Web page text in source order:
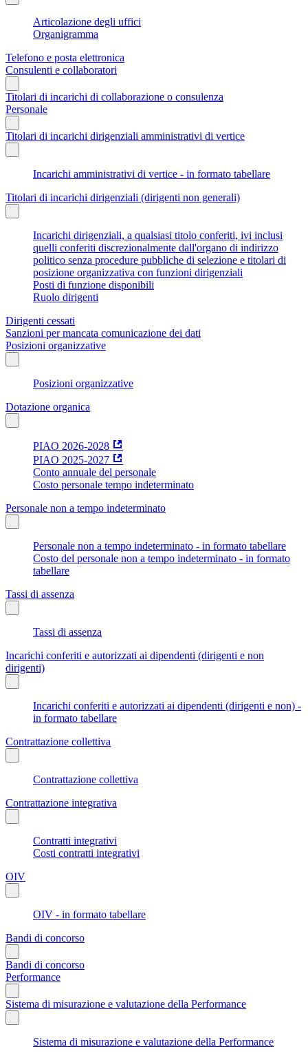
Articolazione degli uffici
Organigramma
Telefono e posta elettronica
Consulenti e collaboratori
Titolari di incarichi di collaborazione o consulenza
Personale
Titolari di incarichi dirigenziali amministrativi di vertice
Incarichi amministrativi di vertice - in formato tabellare
Titolari di incarichi dirigenziali (dirigenti non generali)
Incarichi dirigenziali, a qualsiasi titolo conferiti, ivi inclusi
quelli conferiti discrezionalmente dall'organo di indirizzo
politico senza procedure pubbliche di selezione e titolari di
posizione organizzativa con funzioni dirigenziali
Posti di funzione disponibili
Ruolo dirigenti
Dirigenti cessati
Sanzioni per mancata comunicazione dei dati
Posizioni organizzative
Posizioni organizzative
Dotazione organica
PIAO 2026-2028
PIAO 2025-2027
Conto annuale del personale
Costo personale tempo indeterminato
Personale non a tempo indeterminato
Personale non a tempo indeterminato - in formato tabellare
Costo del personale non a tempo indeterminato - in formato
tabellare
Tassi di assenza
Tassi di assenza
Incarichi conferiti e autorizzati ai dipendenti (dirigenti e non
dirigenti)
Incarichi conferiti e autorizzati ai dipendenti (dirigenti e non) -
in formato tabellare
Contrattazione collettiva
Contrattazione collettiva
Contrattazione integrativa
Contratti integrativi
Costi contratti integrativi
OIV
OIV - in formato tabellare
Bandi di concorso
Bandi di concorso
Performance
Sistema di misurazione e valutazione della Performance
Sistema di misurazione e valutazione della Performance